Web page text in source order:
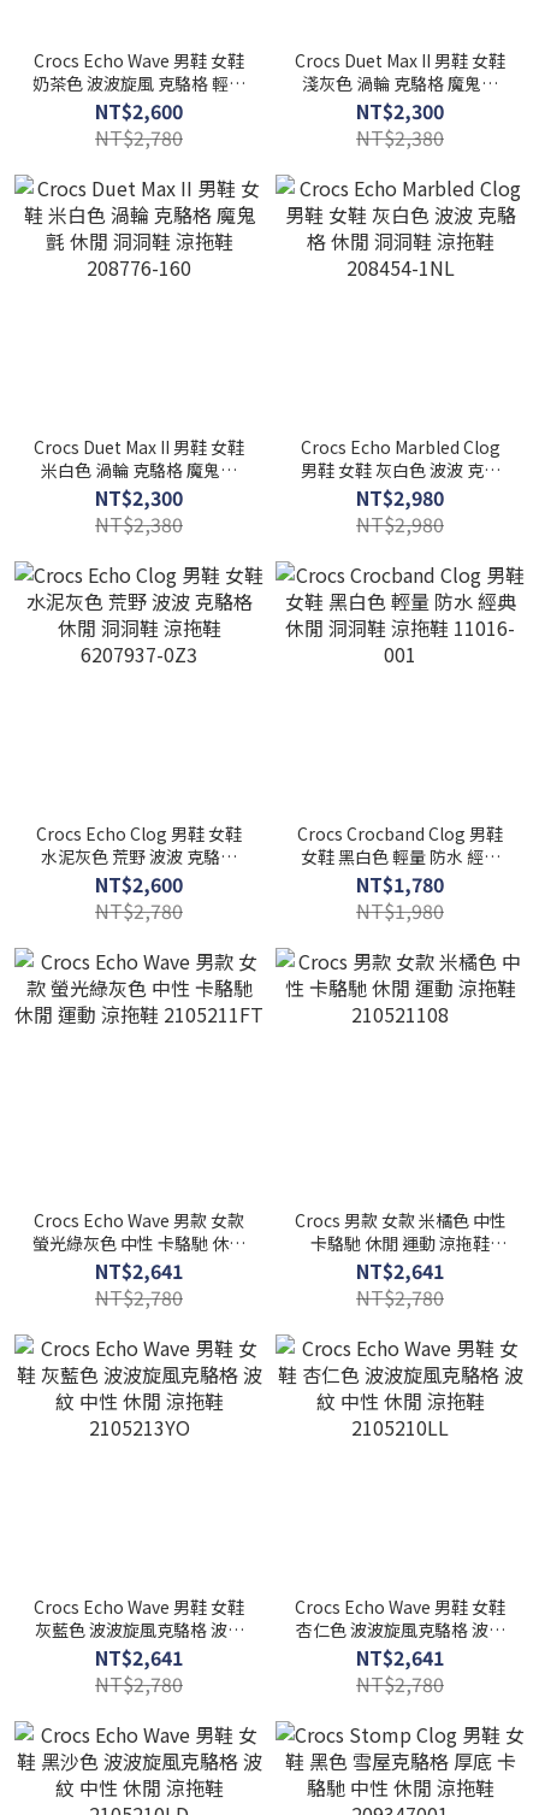
Crocs Echo Wave 男鞋 女鞋
奶茶色 波波旋風 克駱格 輕量
防水 休閒 拖鞋 210521-2Y2
NT$2,600
NT$2,780
Crocs Duet Max II 男鞋 女鞋
淺灰色 渦輪 克駱格 魔鬼氈
休閒 洞洞鞋 涼拖鞋 208776-
1YO
NT$2,300
NT$2,380
Crocs Duet Max II 男鞋 女鞋
米白色 渦輪 克駱格 魔鬼氈
休閒 洞洞鞋 涼拖鞋 208776-
160
NT$2,300
NT$2,380
Crocs Echo Marbled Clog
男鞋 女鞋 灰白色 波波 克駱
格 休閒 洞洞鞋 涼拖鞋
208454-1NL
NT$2,980
NT$2,980
Crocs Echo Clog 男鞋 女鞋
水泥灰色 荒野 波波 克駱格
休閒 洞洞鞋 涼拖鞋
6207937-0Z3
NT$2,600
NT$2,780
Crocs Crocband Clog 男鞋
女鞋 黑白色 輕量 防水 經典
休閒 洞洞鞋 涼拖鞋 11016-
001
NT$1,780
NT$1,980
Crocs Echo Wave 男款 女款
螢光綠灰色 中性 卡駱馳 休閒
運動 涼拖鞋 2105211FT
NT$2,641
NT$2,780
Crocs 男款 女款 米橘色 中性
卡駱馳 休閒 運動 涼拖鞋
210521108
NT$2,641
NT$2,780
Crocs Echo Wave 男鞋 女鞋
灰藍色 波波旋風克駱格 波紋
中性 休閒 涼拖鞋
2105213YO
NT$2,641
NT$2,780
Crocs Echo Wave 男鞋 女鞋
杏仁色 波波旋風克駱格 波紋
中性 休閒 涼拖鞋
2105210LL
NT$2,641
NT$2,780